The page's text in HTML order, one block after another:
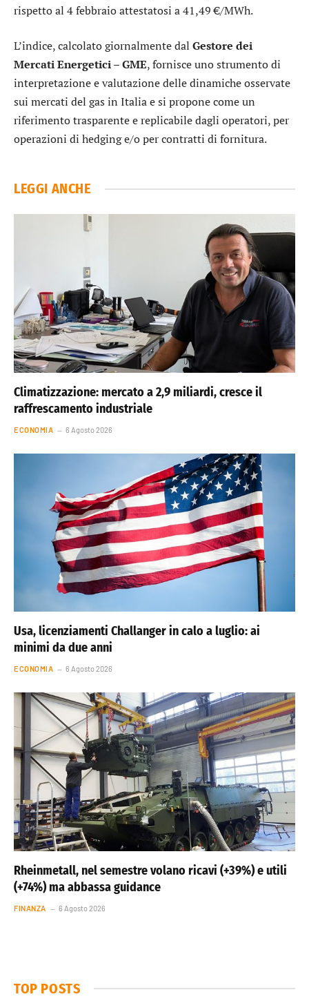
rispetto al 4 febbraio attestatosi a 41,49 €/MWh.
L’indice, calcolato giornalmente dal Gestore dei
Mercati Energetici – GME, fornisce uno strumento di
interpretazione e valutazione delle dinamiche osservate
sui mercati del gas in Italia e si propone come un
riferimento trasparente e replicabile dagli operatori, per
operazioni di hedging e/o per contratti di fornitura.
LEGGI ANCHE
Climatizzazione: mercato a 2,9 miliardi, cresce il
raffrescamento industriale
ECONOMIA 6 Agosto 2026
Usa, licenziamenti Challanger in calo a luglio: ai
minimi da due anni
ECONOMIA 6 Agosto 2026
Rheinmetall, nel semestre volano ricavi (+39%) e utili
(+74%) ma abbassa guidance
FINANZA 6 Agosto 2026
TOP POSTS